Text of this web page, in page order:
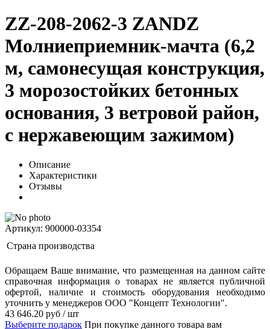
ZZ-208-2062-3 ZANDZ
Молниеприемник-мачта (6,2
м, самонесущая конструкция,
3 морозостойких бетонных
основания, 3 ветровой район,
с нержавеющим зажимом)
Описание
Характеристики
Отзывы
Артикул: 900000-03354
Страна производства
Обращаем Ваше внимание, что размещенная на данном сайте
справочная информация о товарах не является публичной
офертой, наличие и стоимость оборудования необходимо
уточнить у менеджеров ООО "Концепт Технологии".
43 646.20 руб / шт
Выберите подарок При покупке данного товара вам